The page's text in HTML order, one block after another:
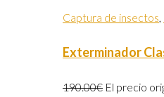
Captura de insectos
Exterminador
190.00€ El precio